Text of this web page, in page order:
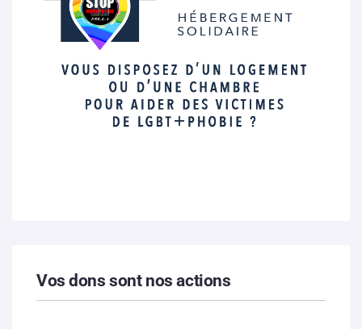
Vos dons sont nos actions